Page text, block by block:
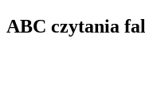
ABC czytania fal